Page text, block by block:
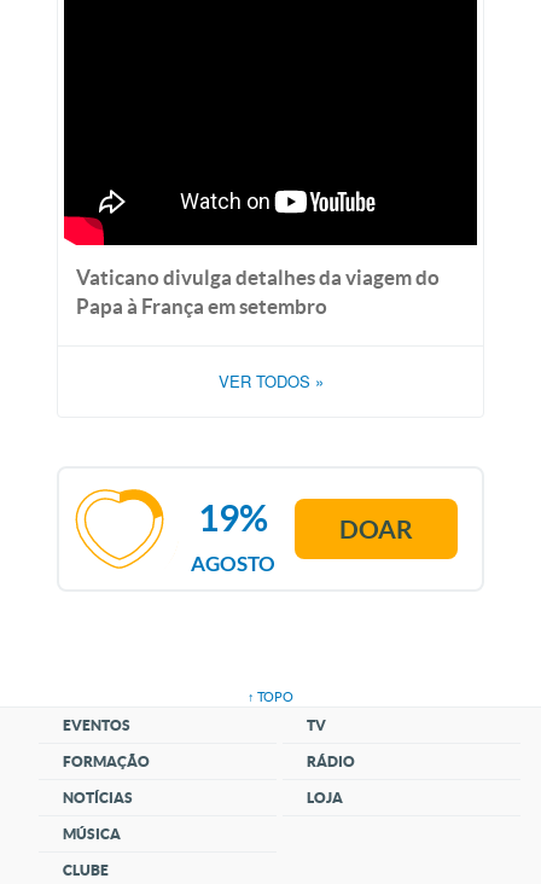
Vaticano divulga detalhes da viagem do
Papa à França em setembro
VER TODOS »
AGOSTO
19% DOAR
↑ TOPO
EVENTOS
FORMAÇÃO
NOTÍCIAS
MÚSICA
CLUBE
TV
RÁDIO
LOJA